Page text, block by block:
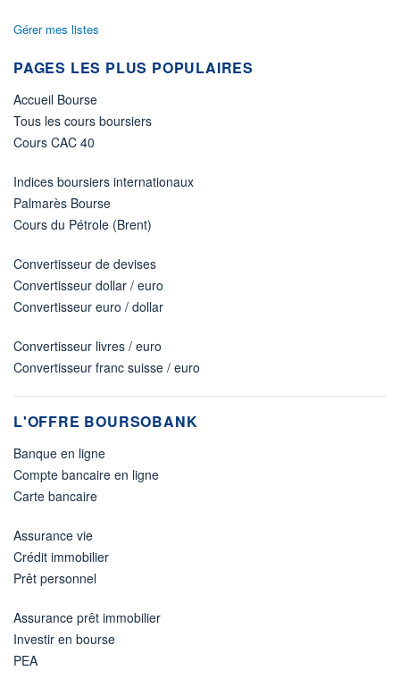
Gérer mes listes
PAGES LES PLUS POPULAIRES
Accueil Bourse
Tous les cours boursiers
Cours CAC 40
Indices boursiers internationaux
Palmarès Bourse
Cours du Pétrole (Brent)
Convertisseur de devises
Convertisseur dollar / euro
Convertisseur euro / dollar
Convertisseur livres / euro
Convertisseur franc suisse / euro
L'OFFRE BOURSOBANK
Banque en ligne
Compte bancaire en ligne
Carte bancaire
Assurance vie
Crédit immobilier
Prêt personnel
Assurance prêt immobilier
Investir en bourse
PEA